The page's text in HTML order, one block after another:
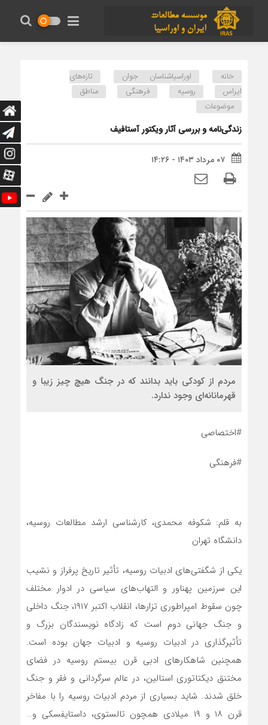
خانه اوراسیاشناسان جوان
تازه‌های
ایراس
روسیه فرهنگی
مناطق
موضوعات
زندگی‌نامه و بررسی آثار ویکتور آستافیف
۰۷ مرداد ۱۴۰۳ - ۱۴:۲۶
مردم از کودکی باید بدانند که در جنگ هیچ چیز زیبا و
قهرمانانه‌ای وجود ندارد.
#اختصاصی
#فرهنگی
به قلم: شکوفه محمدی، کارشناسی ارشد مطالعات روسیه،
دانشگاه تهران
یکی از شگفتی‌های ادبیات روسیه، تأثیر تاریخ پرفراز و نشیب
این سرزمین پهناور و التهاب‌های سیاسی در ادوار مختلف
چون سقوط امپراطوری تزارها، انقلاب اکتبر ۱۹۱۷، جنگ داخلی
و جنگ جهانی دوم است که زادگاه نویسندگان بزرگ و
تأثیرگذاری در ادبیات روسیه و ادبیات جهان بوده است.
همچنین شاهکارهای ادبی قرن بیستم روسیه در فضای
مختنق دیکتاتوری استالین، در عالم سرگردانی و فقر و جنگ
خلق شدند. شاید بسیاری از مردم ادبیات روسیه را با مفاخر
قرن ۱۸ و ۱۹ میلادی همچون تالستوی، داستایفسکی و…